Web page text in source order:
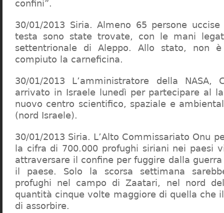
confini”.
30/01/2013 Siria. Almeno 65 persone
testa sono state trovate, con le mani
settentrionale di Aleppo. Allo stato, non
compiuto la carneficina.
30/01/2013 L’amministratore della NASA,
arrivato in Israele lunedì per partecipare al
nuovo centro scientifico, spaziale e
(nord Israele).
30/01/2013 Siria. L’Alto Commissariato Onu
la cifra di 700.000 profughi siriani nei paesi
attraversare il confine per fuggire dalla
il paese. Solo la scorsa settimana
profughi nel campo di Zaatari, nel nord
quantità cinque volte maggiore di quella che
di assorbire.